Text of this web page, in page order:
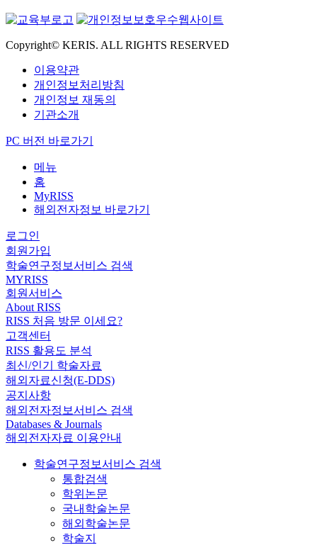
Copyright© KERIS. ALL RIGHTS RESERVED
이용약관
개인정보처리방침
개인정보 재동의
기관소개
PC 버전 바로가기
메뉴
홈
MyRISS
해외전자정보 바로가기
로그인
회원가입
학술연구정보서비스 검색
MYRISS
회원서비스
About RISS
RISS 처음 방문 이세요?
고객센터
RISS 활용도 분석
최신/인기 학술자료
해외자료신청(E-DDS)
공지사항
해외전자정보서비스 검색
Databases & Journals
해외전자자료 이용안내
학술연구정보서비스 검색
통합검색
학위논문
국내학술논문
해외학술논문
학술지